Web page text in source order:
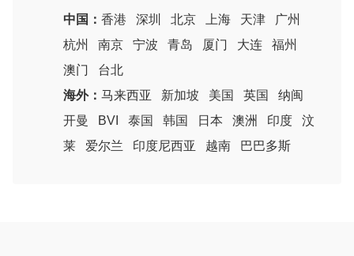
中国： 香港 深圳 北京 上海 天津
广州
杭州
南京 宁波 青岛 厦门 大连
福州
澳门
台北
海外： 马来西亚 新加坡 美国 英国
纳闽
开曼
BVI 泰国 韩国 日本 澳洲 印度
汶
莱
爱尔兰 印度尼西亚 越南 巴巴多斯